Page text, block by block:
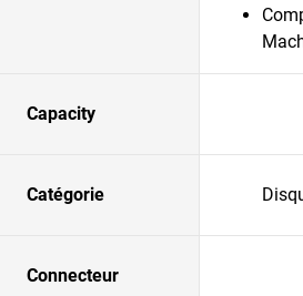
Capacity
Catégorie
Connecteur